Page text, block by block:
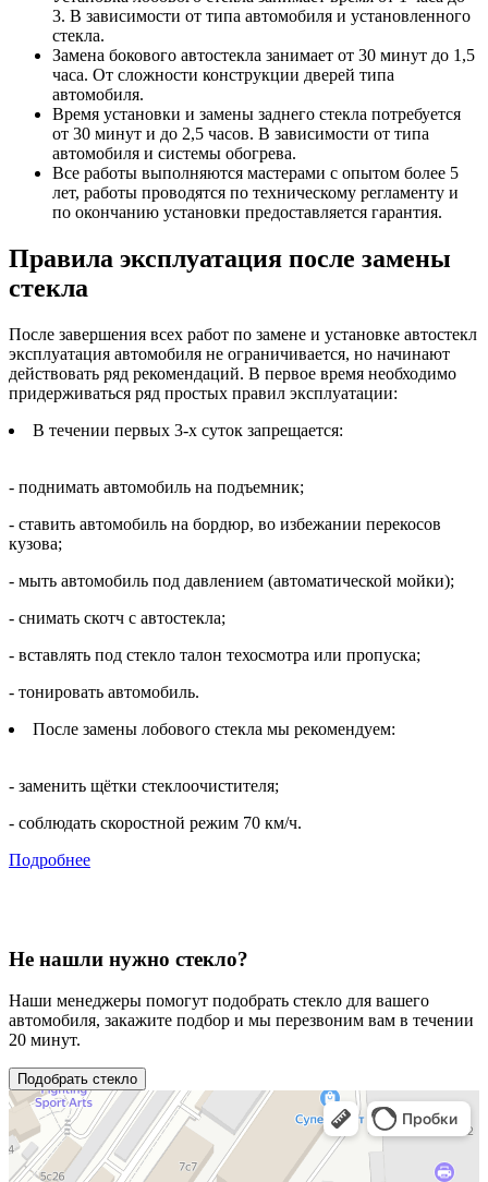
3. В зависимости от типа автомобиля и установленного
стекла.
Замена бокового автостекла занимает от 30 минут до 1,5
часа. От сложности конструкции дверей типа
автомобиля.
Время установки и замены заднего стекла потребуется
от 30 минут и до 2,5 часов. В зависимости от типа
автомобиля и системы обогрева.
Все работы выполняются мастерами с опытом более 5
лет, работы проводятся по техническому регламенту и
по окончанию установки предоставляется гарантия.
Правила эксплуатация после замены
стекла
После завершения всех работ по замене и установке автостекл
эксплуатация автомобиля не ограничивается, но начинают
действовать ряд рекомендаций. В первое время необходимо
придерживаться ряд простых правил эксплуатации:
В течении первых 3-х суток запрещается:
- поднимать автомобиль на подъемник;
- ставить автомобиль на бордюр, во избежании перекосов
кузова;
- мыть автомобиль под давлением (автоматической мойки);
- снимать скотч с автостекла;
- вставлять под стекло талон техосмотра или пропуска;
- тонировать автомобиль.
После замены лобового стекла мы рекомендуем:
- заменить щётки стеклоочистителя;
- соблюдать скоростной режим 70 км/ч.
Подробнее
Не нашли нужно стекло?
Наши менеджеры помогут подобрать стекло для вашего
автомобиля, закажите подбор и мы перезвоним вам в течении
20 минут.
Подобрать стекло